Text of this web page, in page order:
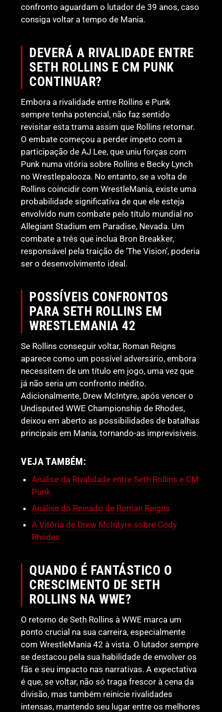
confronto aguardam o lutador de 39 anos, caso
consiga voltar a tempo de Mania.
DEVERÁ A RIVALIDADE ENTRE
SETH ROLLINS E CM PUNK
CONTINUAR?
Embora a rivalidade entre Rollins e Punk
sempre tenha potencial, não faz sentido
revisitar esta trama assim que Rollins retornar.
O embate começou a perder ímpeto com a
participação de AJ Lee, que uniu forças com
Punk numa vitória sobre Rollins e Becky Lynch
no Wrestlepalooza. No entanto, se a volta de
Rollins coincidir com WrestleMania, existe uma
probabilidade significativa de que ele esteja
envolvido num combate pelo título mundial no
Allegiant Stadium em Paradise, Nevada. Um
combate a três que inclua Bron Breakker,
responsável pela traição de ‘The Vision’, poderia
ser o desenvolvimento ideal.
POSSÍVEIS CONFRONTOS
PARA SETH ROLLINS EM
WRESTLEMANIA 42
Se Rollins conseguir voltar, Roman Reigns
aparece como um possível adversário, embora
necessitem de um título em jogo, uma vez que
já não seria um confronto inédito.
Adicionalmente, Drew McIntyre, após vencer o
Undisputed WWE Championship de Rhodes,
deixou em aberto as possibilidades de batalhas
principais em Mania, tornando-as imprevisíveis.
VEJA TAMBÉM:
Análise da Rivalidade entre Seth Rollins e CM
Punk
Análise do Reinado de Roman Reigns
A Vitória de Drew McIntyre sobre Cody
Rhodes
QUANDO É FANTÁSTICO O
CRESCIMENTO DE SETH
ROLLINS NA WWE?
O retorno de Seth Rollins à WWE marca um
ponto crucial na sua carreira, especialmente
com WrestleMania 42 à vista. O lutador sempre
se destacou pela sua habilidade de envolver os
fãs e seu impacto nas narrativas. A expectativa
é que, se voltar, não só traga frescor à cena da
divisão, mas também reinicie rivalidades
intensas, mantendo seu lugar entre os melhores